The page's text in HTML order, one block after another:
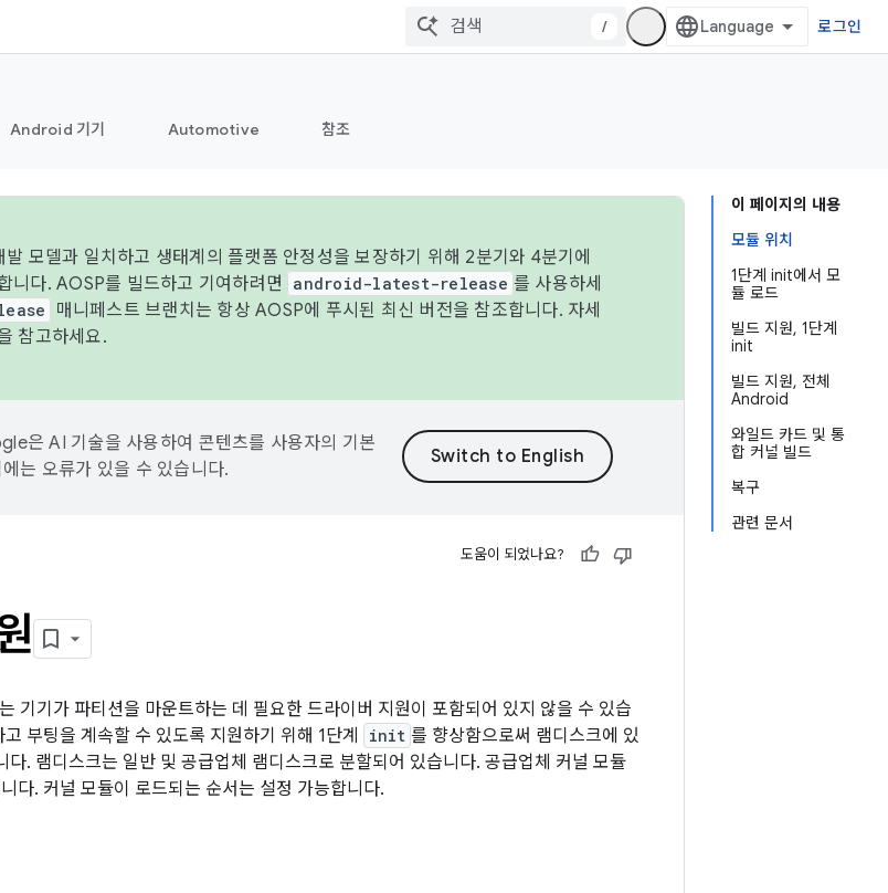
/ 로그인
Android 기기 Automotive 참조
이 페이지의 내용
모듈 위치
1단계 init에서 모
듈 로드
빌드 지원, 1단계
init
빌드 지원, 전체
Android
와일드 카드 및 통
합 커널 빌드
복구
관련 문서
모델과 일치하고 생태계의 플랫폼 안정성을 보장하기 위해 2분기와 4분기에
니다. AOSP를 빌드하고 기여하려면
android-latest-release 를 사용하세
매니페스트 브랜치는 항상 AOSP에 푸시된 최신 버전을 참조합니다. 자세
참고하세요.
은 AI 기술을 사용하여 콘텐츠를 사용자의 기본
는 오류가 있을 수 있습니다.
도움이 되었나요?
기기가 파티션을 마운트하는 데 필요한 드라이버 지원이 포함되어 있지 않을 수 있습
부팅을 계속할 수 있도록 지원하기 위해 1단계
init 를 향상함으로써 램디스크에 있
다. 램디스크는 일반 및 공급업체 램디스크로 분할되어 있습니다. 공급업체 커널 모듈
다. 커널 모듈이 로드되는 순서는 설정 가능합니다.